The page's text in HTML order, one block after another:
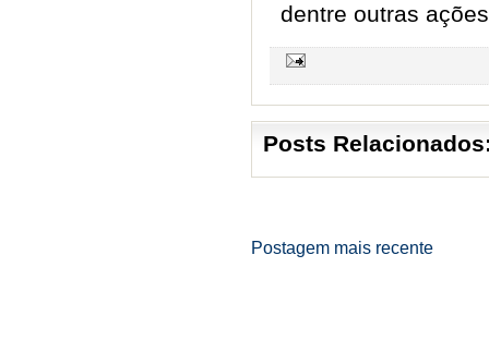
dentre outras
Posts
Postagem mais recente